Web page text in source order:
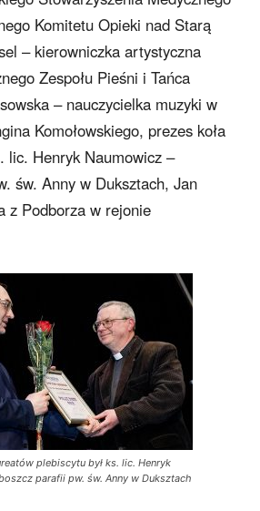
Komitetu Opieki nad Starą
– kierowniczka artystyczna
Zespołu Pieśni i Tańca
– nauczycielka muzyki w
Komołowskiego, prezes koła
lic. Henryk Naumowicz –
św. Anny w Duksztach, Jan
z Podborza w rejonie
plebiscytu był ks. lic. Henryk
parafii pw. św. Anny w Duksztach